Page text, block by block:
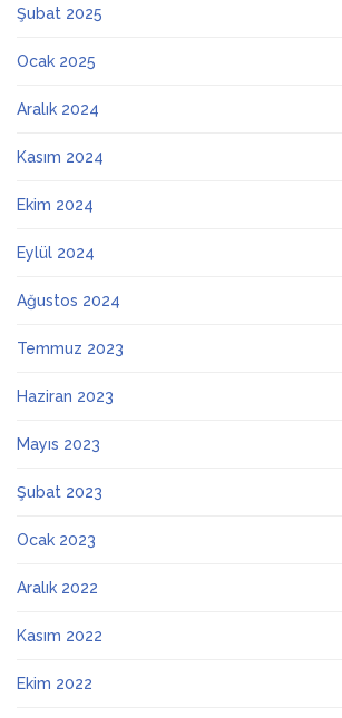
Şubat 2025
Ocak 2025
Aralık 2024
Kasım 2024
Ekim 2024
Eylül 2024
Ağustos 2024
Temmuz 2023
Haziran 2023
Mayıs 2023
Şubat 2023
Ocak 2023
Aralık 2022
Kasım 2022
Ekim 2022